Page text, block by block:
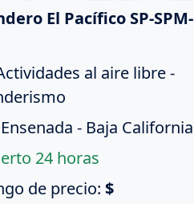
El Pacífico SP-SPM-
al aire libre -
Ensenada - Baja California
24 horas
de precio: $